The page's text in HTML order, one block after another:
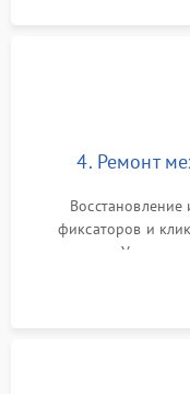
4. Ремонт
фиксаторов и
поправок.
поврежденных